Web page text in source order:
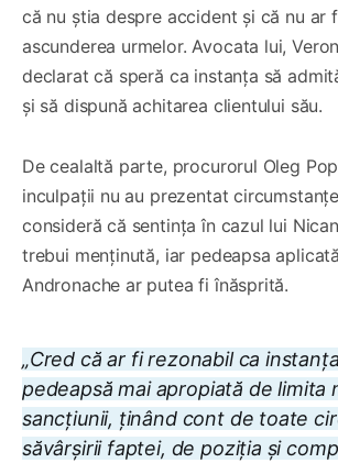
că nu știa despre accident și că nu ar
ascunderea urmelor. Avocata lui,
declarat că speră ca instanța să
și să dispună achitarea clientului său.
De cealaltă parte, procurorul Oleg
inculpații nu au prezentat
consideră că sentința în cazul lui
trebui menținută, iar pedeapsa
Andronache ar putea fi înăsprită.
„Cred că ar fi rezonabil ca
pedeapsă mai apropiată de limita
sancțiunii, ținând cont de toate
săvârșirii faptei, de poziția și